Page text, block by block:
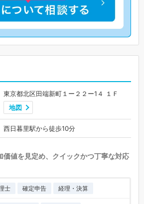
東京都北区田端新町１ー２２ー1４ １Ｆ
地図
西日暮里駅から徒歩10分
価値を見定め、クイックかつ丁寧な対応
士 確定申告 経理・決算